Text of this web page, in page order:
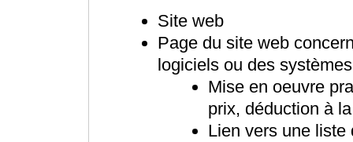
Site web
Page du site web
logiciels ou des
Mise en oeuvre
prix, déduction à
Lien vers une liste